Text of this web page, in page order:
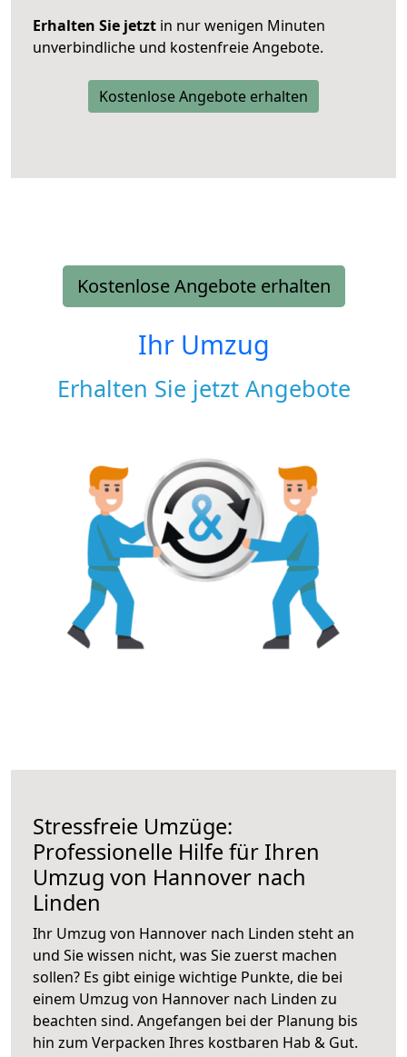
Erhalten Sie jetzt in nur wenigen Minuten
unverbindliche und kostenfreie Angebote.
Kostenlose Angebote erhalten
Kostenlose Angebote erhalten
Ihr Umzug
Erhalten Sie jetzt Angebote
Stressfreie Umzüge:
Professionelle Hilfe für Ihren
Umzug von Hannover nach
Linden
Ihr Umzug von Hannover nach Linden steht an
und Sie wissen nicht, was Sie zuerst machen
sollen? Es gibt einige wichtige Punkte, die bei
einem Umzug von Hannover nach Linden zu
beachten sind. Angefangen bei der Planung bis
hin zum Verpacken Ihres kostbaren Hab & Gut.